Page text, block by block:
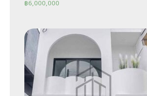
฿6,000,000